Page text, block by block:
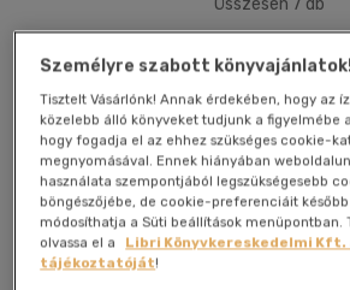
40 db / oldal
Alkalmaz
Összesen 7 db
Nyitott szívvel
Személyre szabott
Tisztelt Vásárlónk! Annak érdekében, hogy az
közelebb álló könyveket tudjunk a figyelmébe
hogy fogadja el az ehhez szükséges cookie-
megnyomásával. Ennek hiányában
használata szempontjából legszükségesebb
böngészőjébe, de cookie-preferenciáit
módosíthatja a Süti beállítások menüpontban.
olvassa el a
Libri Könyvkereskedelmi
tájékoztatóját!